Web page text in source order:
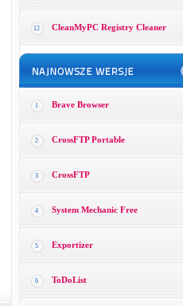
12 CleanMyPC Registry Cleaner
1 Brave Browser
2 CrossFTP Portable
3 CrossFTP
4 System Mechanic Free
5 Exportizer
6 ToDoList